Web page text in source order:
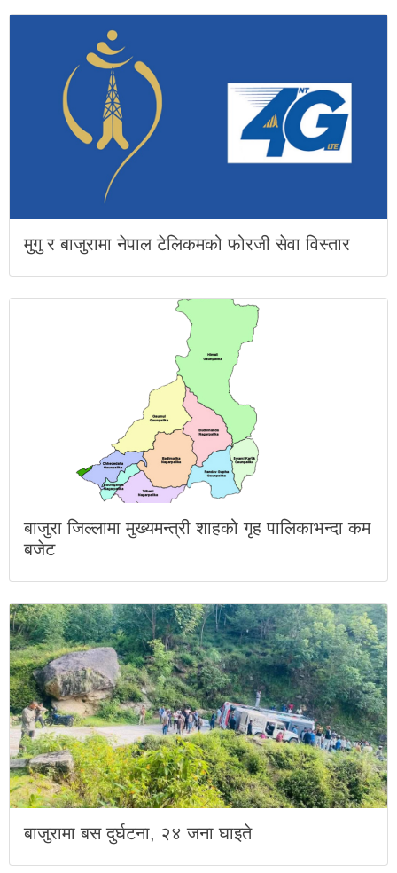
मुगु र बाजुरामा नेपाल टेलिकमको फोरजी सेवा विस्तार
बाजुरा जिल्लामा मुख्यमन्त्री शाहको गृह पालिकाभन्दा कम
बजेट
बाजुरामा बस दुर्घटना, २४ जना घाइते